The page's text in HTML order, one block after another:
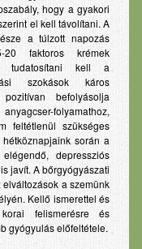
hogy a gyakori
el kell távolítani. A
a túlzott napozás
20 faktoros krémek
tudatosítani kell a
szokások káros
befolyásolja
folyamathoz,
feltétlenül szükséges
során a
depressziós
javít. A bőrgyógyászati
a szemünk
Kellő ismerettel és
felismerésre és
gyógyulás előfeltétele.